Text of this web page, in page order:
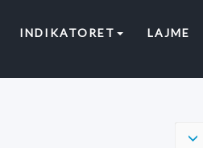
(CURRENT)
INDIKATORET LAJME